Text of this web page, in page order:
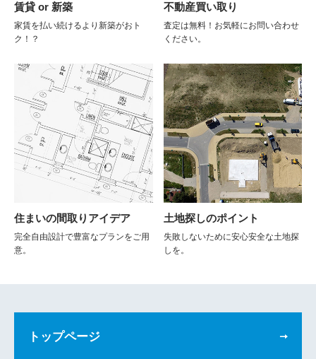
賃貸 or 新築
家賃を払い続けるより新築がおト
ク！？
不動産買い取り
査定は無料！お気軽にお問い合わせ
ください。
住まいの間取りアイデア
完全自由設計で豊富なプランをご用
意。
土地探しのポイント
失敗しないために安心安全な土地探
しを。
トップページ